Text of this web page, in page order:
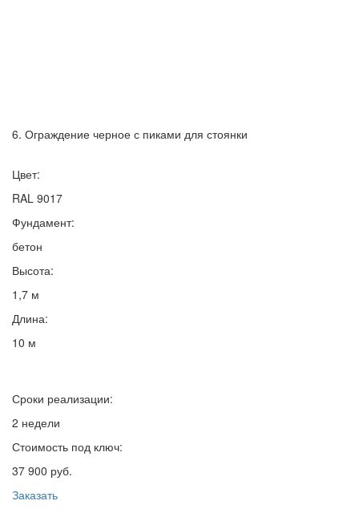
6. Ограждение черное с пиками для стоянки
Цвет:
RAL 9017
Фундамент:
бетон
Высота:
1,7 м
Длина:
10 м
Сроки реализации:
2 недели
Стоимость под ключ:
37 900 руб.
Заказать